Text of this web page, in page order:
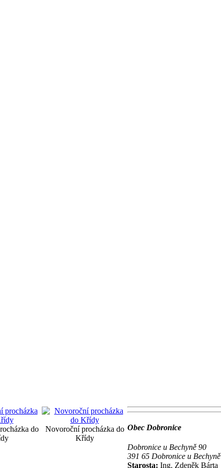
do
Novoroční procházka do
Křídy
Obec Dobronice
Dobronice u Bechyně 90
391 65 Dobronice u Bechyně
Starosta: Ing. Zdeněk Bárta